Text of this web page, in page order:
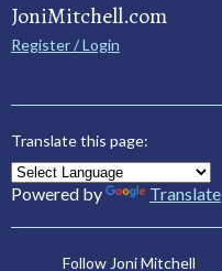
JoniMitchell.com
Register / Login
Translate this page:
Powered by Translate
Follow Joni Mitchell